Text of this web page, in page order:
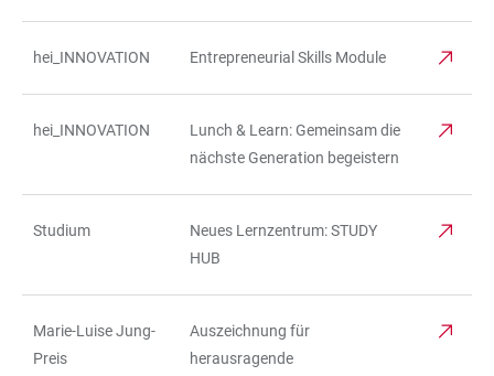
hei_INNOVATION Entrepreneurial Skills Module
hei_INNOVATION
Lunch & Learn: Gemeinsam die
nächste Generation begeistern
Studium
Neues Lernzentrum: STUDY
HUB
Marie-Luise Jung-
Preis
Auszeichnung für
herausragende